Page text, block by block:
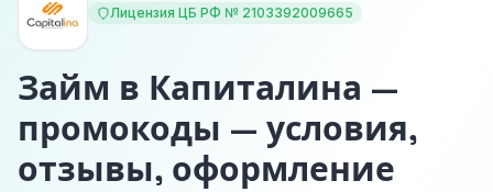
Лицензия ЦБ РФ № 2103392009665
Займ в Капиталина —
промокоды — условия,
отзывы, оформление